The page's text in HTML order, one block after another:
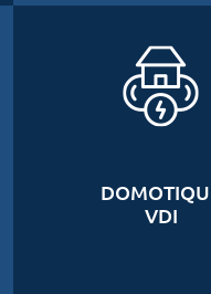
VDI